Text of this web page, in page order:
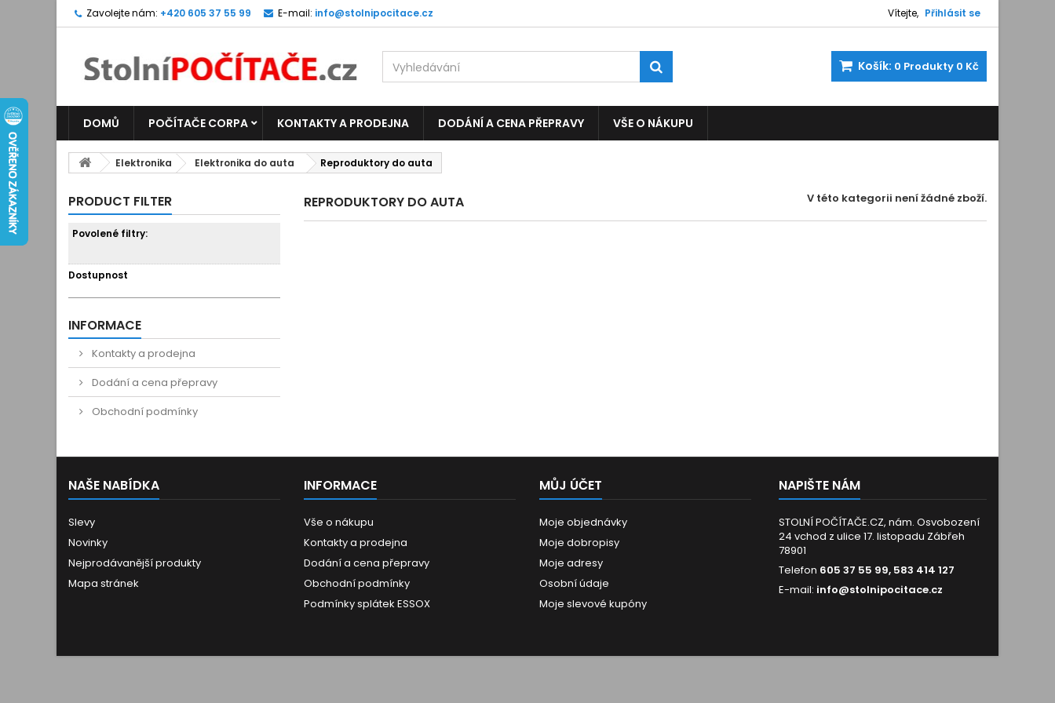
Vítejte, Přihlásit se
Zavolejte nám: +420 605 37 55 99 E-mail: info@stolnipocitace.cz
Košík: 0 Produkty 0 Kč
DOMŮ POČÍTAČE CORPA KONTAKTY A PRODEJNA DODÁNÍ A CENA PŘEPRAVY VŠE O NÁKUPU
Elektronika Elektronika do auta Reproduktory do auta
PRODUCT FILTER
Povolené filtry:
Dostupnost
INFORMACE
Kontakty a prodejna
Dodání a cena přepravy
Obchodní podmínky
REPRODUKTORY DO AUTA V této kategorii není žádné zboží.
NAŠE NABÍDKA
Slevy
Novinky
Nejprodávanější produkty
Mapa stránek
INFORMACE
Vše o nákupu
Kontakty a prodejna
Dodání a cena přepravy
Obchodní podmínky
Podmínky splátek ESSOX
MŮJ ÚČET
Moje objednávky
Moje dobropisy
Moje adresy
Osobní údaje
Moje slevové kupóny
NAPIŠTE NÁM
STOLNÍ POČÍTAČE.CZ, nám. Osvobození
24 vchod z ulice 17. listopadu Zábřeh
78901
Telefon 605 37 55 99, 583 414 127
E-mail: info@stolnipocitace.cz